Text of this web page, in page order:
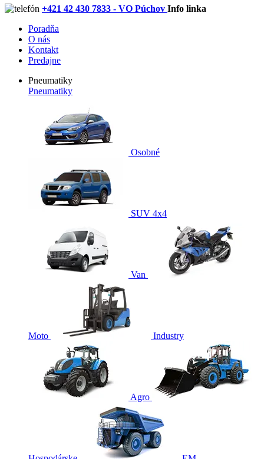
+421 42 430 7833 - VO Púchov Info linka
Poradňa
O nás
Kontakt
Predajne
Pneumatiky
Pneumatiky
Osobné
SUV 4x4
Van
Moto Industry
Agro